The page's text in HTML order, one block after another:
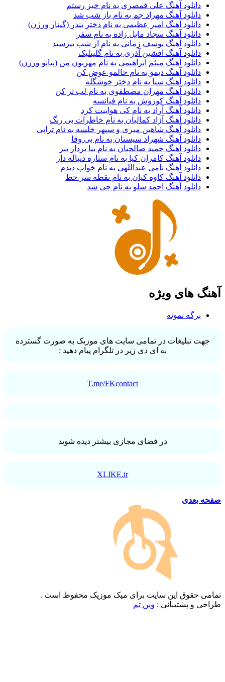
دانلود آهنگ علی قمصری به نام خیز رستم
دانلود آهنگ مهراد جم به نام باز شب شد
دانلود آهنگ امیر عظیمی به نام دختر بندر (گیتار ورژن)
دانلود آهنگ سجاد مایل زاده به نام سفر
دانلود آهنگ یوسف زمانی به نام از شب بپرسید
دانلود آهنگ افشین آذری به نام گلینلیک
دانلود آهنگ میثم ابراهیمی به نام مهربون من (پیانو ورژن)
دانلود آهنگ دیمو به نام حالمو عوض کن
دانلود آهنگ سیا به نام دختر خوشگله
دانلود آهنگ مهران مصطفوی به نام لب تر کن
دانلود آهنگ کوروش به نام فیانسه
دانلود آهنگ آراد به نام کی هواییت کرد
دانلود آهنگ آزاد کمالیان به نام خاطرات بی رنگ
دانلود آهنگ شاهین میری و سپهر خلسه به نام تراپی
دانلود آهنگ شهراد سیستان به نام بی وفا
دانلود آهنگ حمید صالحیان به نام بیا بردار ببر
دانلود آهنگ کامران کیا به نام ستاره دنباله دار
دانلود آهنگ نامی عبداللهی به نام خواب دیدم
دانلود آهنگ کاوه کیان به نام نقطه سر خط
دانلود آهنگ احمد سلو به نام چی شد
آهنگ های ویژه
برگه نمونه
جهت تبلیغات در تمامی سایت های موزیک به صورت گسترده
به ای دی زیر در تلگرام پیام دهید :
T.me/FKcontact
در فضای مجازی بیشتر دیده شوید
XLIKE.ir
صفحه بعدی
تمامی حقوق این سایت برای میک موزیک محفوظ است .
طراحی و پشتیبانی : وین تم